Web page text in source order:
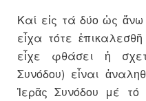
Καί εἰς τά δύο ὡς ἄνω
εἶχα τότε
εἶχε φθάσει ἡ
Συνόδου) εἶναι
Ἱερᾶς Συνόδου μέ τό